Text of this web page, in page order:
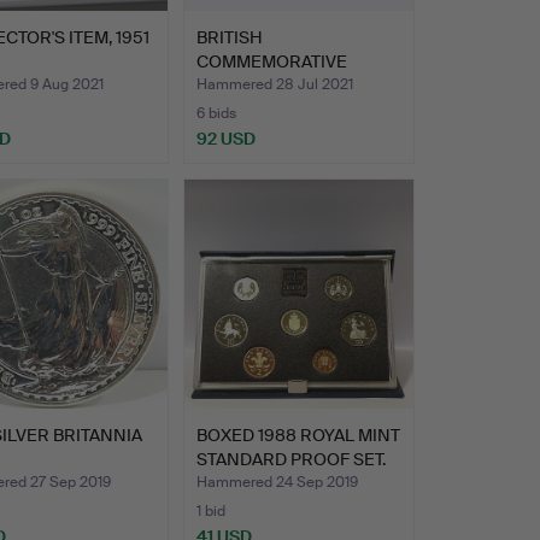
ITEM, 1951
9 Aug 2021
BRITISH
COMMEMORATIVE
COINS, BOXED.
Hammered 28 Jul 2021
6 bids
92 USD
BRITANNIA
27 Sep 2019
BOXED 1988 ROYAL MINT
STANDARD PROOF SET.
Hammered 24 Sep 2019
1 bid